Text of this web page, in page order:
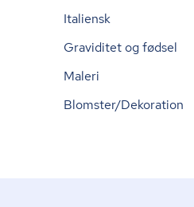
Italiensk
Graviditet og fødsel
Maleri
Blomster/Dekoration